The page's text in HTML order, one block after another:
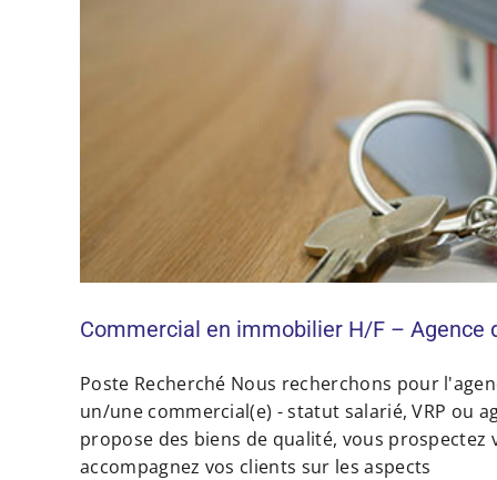
Commercial en immobilier H/F – Agence
Poste Recherché Nous recherchons pour
un/une commercial(e) - statut salarié, VRP ou
propose des biens de qualité, vous
accompagnez vos clients sur les aspects